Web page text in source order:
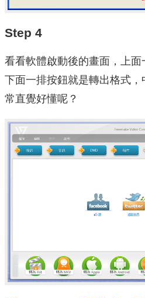
Step 4
看看軟體啟動後的畫面，上面
下面一排按鈕就是轉出格式
常直覺好懂呢？